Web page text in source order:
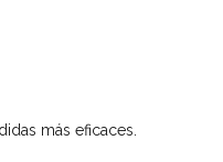
más eficaces.